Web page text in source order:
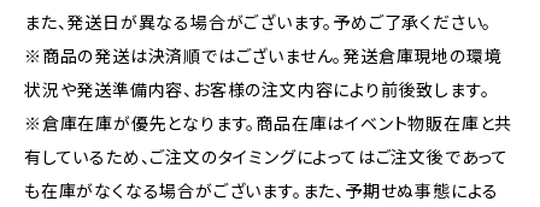
また、発送日が異なる場合がございます。予めご了承ください。
※商品の発送は決済順ではございません。発送倉庫現地の環境
状況や発送準備内容、お客様の注文内容により前後致します。
※倉庫在庫が優先となります。商品在庫はイベント物販在庫と共
有しているため、ご注文のタイミングによってはご注文後であって
も在庫がなくなる場合がございます。また、予期せぬ事態による